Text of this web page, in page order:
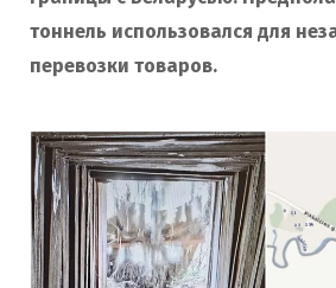
тоннель использовался для
перевозки товаров.